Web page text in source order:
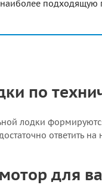
подходящую
по
лодки
ответить
для